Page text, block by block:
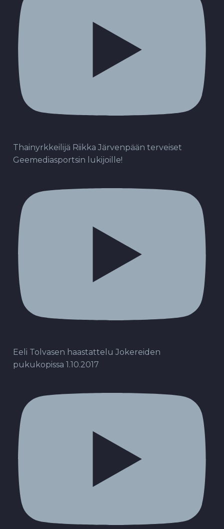
Thainyrkkeilijä Riikka Järvenpään terveiset
Geemediasportsin lukijoille!
Eeli Tolvasen haastattelu Jokereiden
pukukopissa 1.10.2017